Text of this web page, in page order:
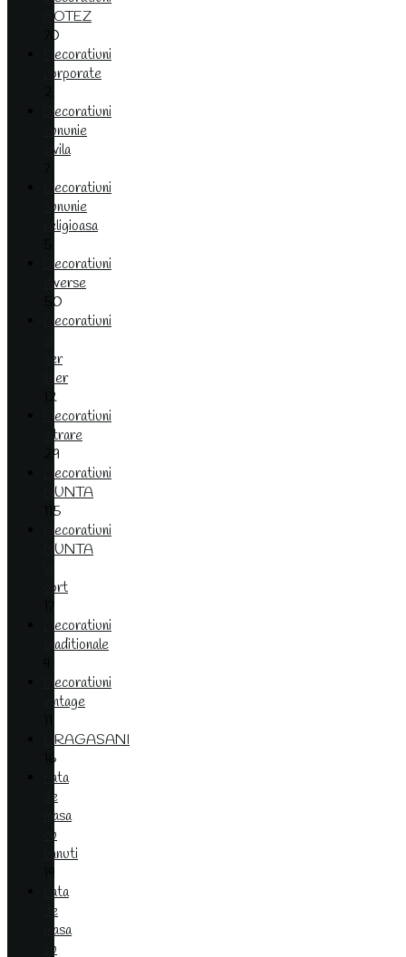
BOTEZ
70
Decoratiuni
corporate
Decoratiuni
cununie
civila
Decoratiuni
cununie
religioasa
Decoratiuni
diverse
50
Decoratiuni
aer
liber
12
Decoratiuni
intrare
29
Decoratiuni
NUNTA
115
Decoratiuni
NUNTA
cort
Decoratiuni
traditionale
Decoratiuni
vintage
DRAGASANI
16
Fata
de
masa
cu
banuti
Fata
de
masa
cu